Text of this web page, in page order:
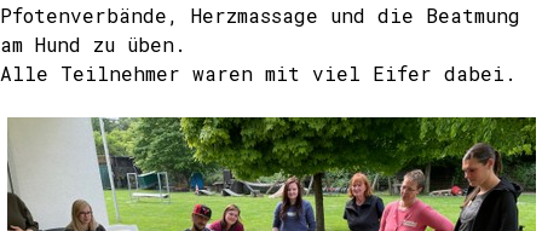
Pfotenverbände, Herzmassage und die Beatmung
am Hund zu üben.
Alle Teilnehmer waren mit viel Eifer dabei.